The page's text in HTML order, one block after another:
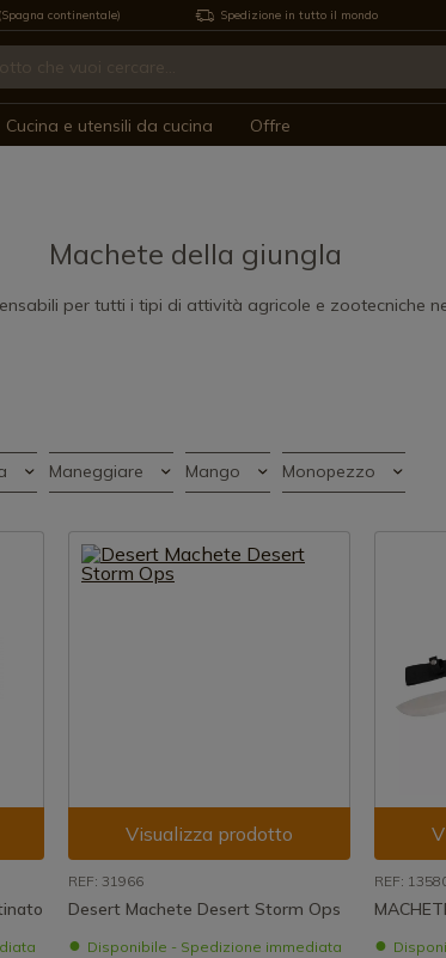
continentale) Spedizione in tutto il mondo
Cucina e utensili da cucina Offre
Machete della giungla
per tutti i tipi di attività agricole e zootecniche
Maneggiare Mango Monopezzo
Visualizza prodotto
REF: 31966
Desert Machete Desert Storm Ops
Disponibile - Spedizione immediata
REF: